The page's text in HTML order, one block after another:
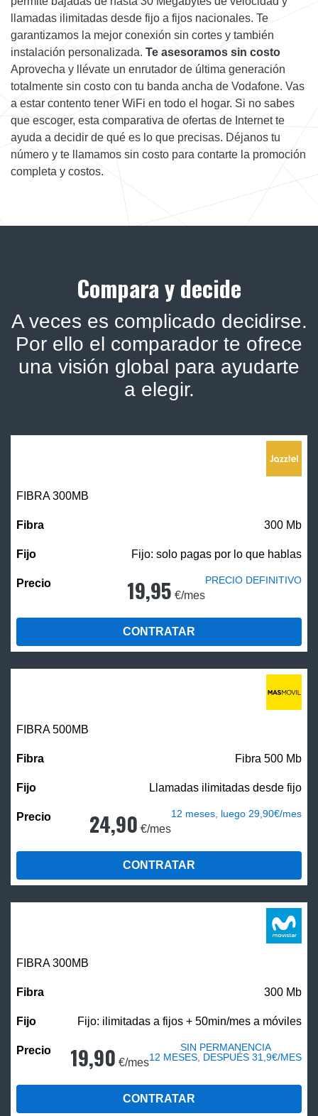
llamadas ilimitadas desde fijo a fijos nacionales. Te
garantizamos la mejor conexión sin cortes y también
instalación personalizada. Te asesoramos sin costo
Aprovecha y llévate un enrutador de última generación
totalmente sin costo con tu banda ancha de Vodafone. Vas
a estar contento tener WiFi en todo el hogar. Si no sabes
que escoger, esta comparativa de ofertas de Internet te
ayuda a decidir de qué es lo que precisas. Déjanos tu
número y te llamamos sin costo para contarte la promoción
completa y costos.
Compara y decide
A veces es complicado decidirse.
Por ello el comparador te ofrece
una visión global para ayudarte
a elegir.
FIBRA 300MB
300 Mb
Fijo: solo pagas por lo que hablas
19,95 €/mes
PRECIO DEFINITIVO
CONTRATAR
FIBRA500MB
Fibra 500 Mb
Llamadas ilimitadas desde fijo
24,90 €/mes
12 meses, luego 29,90€/mes
CONTRATAR
FIBRA 300MB
300 Mb
Fijo: ilimitadas a fijos + 50min/mes a móviles
19,90 €/mes
SIN PERMANENCIA
12 MESES, DESPUÉS 31,9€/MES
CONTRATAR